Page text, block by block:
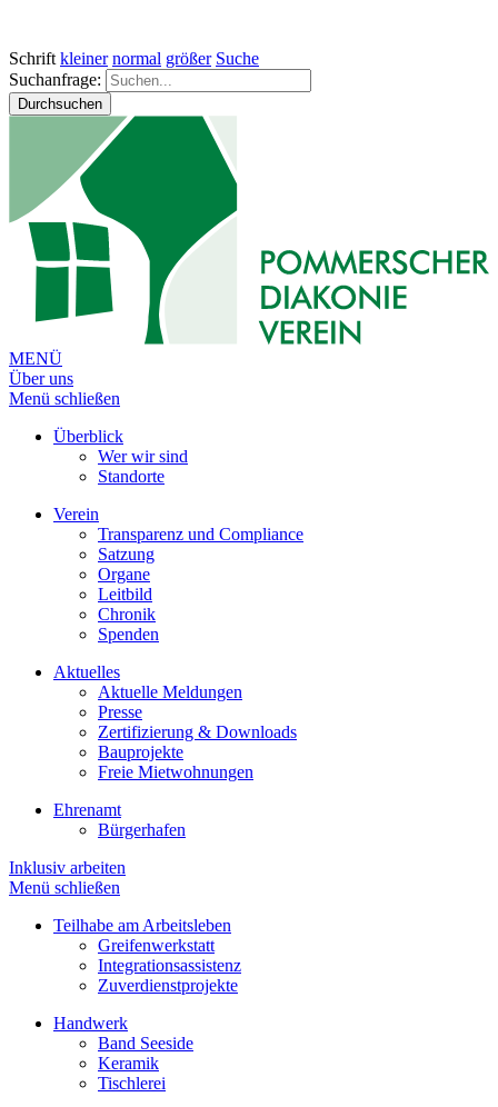
Schrift kleiner normal größer Suche
Suchanfrage:
Durchsuchen
MENÜ
Über uns
Menü schließen
Überblick
Wer wir sind
Standorte
Verein
Transparenz und Compliance
Satzung
Organe
Leitbild
Chronik
Spenden
Aktuelles
Aktuelle Meldungen
Presse
Zertifizierung & Downloads
Bauprojekte
Freie Mietwohnungen
Ehrenamt
Bürgerhafen
Inklusiv arbeiten
Menü schließen
Teilhabe am Arbeitsleben
Greifenwerkstatt
Integrationsassistenz
Zuverdienstprojekte
Handwerk
Band Seeside
Keramik
Tischlerei